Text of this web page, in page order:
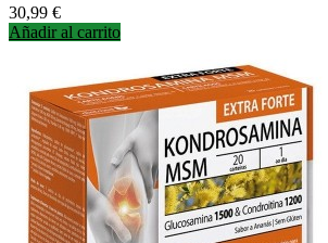
Precio
30,99 €
Añadir al carrito